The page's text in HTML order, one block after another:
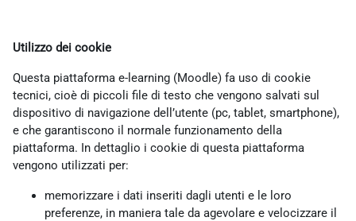
Utilizzo dei cookie
Questa piattaforma e-learning (Moodle) fa uso di cookie
tecnici, cioè di piccoli file di testo che vengono salvati sul
dispositivo di navigazione dell’utente (pc, tablet, smartphone),
e che garantiscono il normale funzionamento della
piattaforma. In dettaglio i cookie di questa piattaforma
vengono utilizzati per:
memorizzare i dati inseriti dagli utenti e le loro
preferenze, in maniera tale da agevolare e velocizzare il